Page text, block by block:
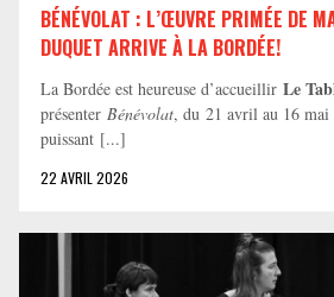
BÉNÉVOLAT : L’ŒUVRE PRIMÉE DE
DUQUET ARRIVE À LA BORDÉE!
La Bordée est heureuse d’accueillir Le
présenter Bénévolat, du 21 avril au 16 mai
puissant [...]
22 AVRIL 2026